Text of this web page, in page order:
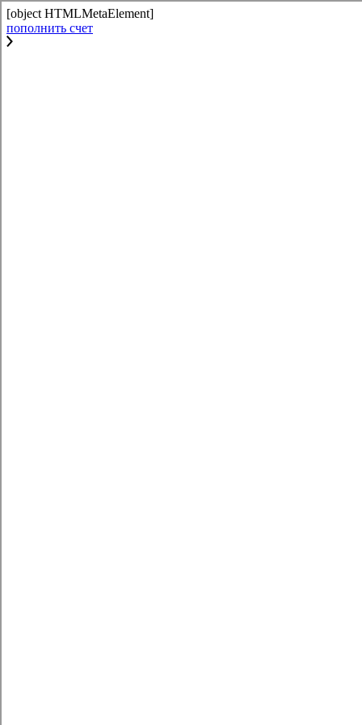
[object HTMLMetaElement]
пополнить счет